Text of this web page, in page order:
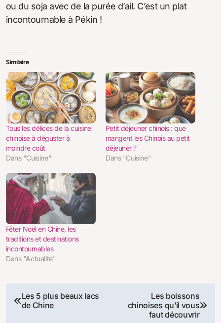
ou du soja avec de la purée d’ail. C’est un plat
incontournable à Pékin !
Similaire
Tous les délices de la cuisine
chinoise à déguster à
moindre coût
Dans "Cuisine"
Petit déjeuner chinois : que
mangent les Chinois au petit
déjeuner ?
Dans "Cuisine"
Fêter Noël en Chine, les
traditions et destinations
incontournables
Dans "Actualité"
Navigation
Les 5 plus beaux lacs
de Chine
Les boissons
chinoises qu’il vous
faut découvrir